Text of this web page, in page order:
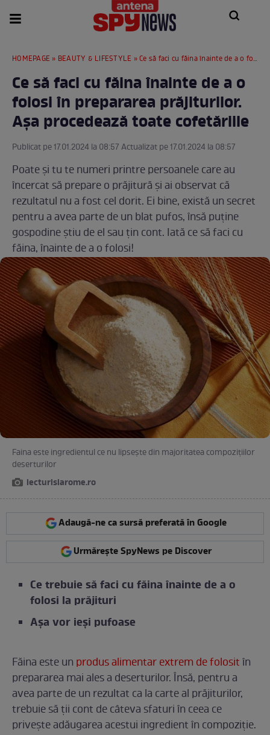
HOMEPAGE » BEAUTY & LIFESTYLE » Ce să faci cu făina înainte de a o folosi în prepararea prăjiturilor. Așa procedează toate cofetăriile
Ce să faci cu făina înainte de a o
folosi în prepararea prăjiturilor.
Așa procedează toate cofetăriile
Publicat pe 17.01.2024 la 08:57 Actualizat pe 17.01.2024 la 08:57
Poate și tu te numeri printre persoanele care au
încercat să prepare o prăjitură și ai observat că
rezultatul nu a fost cel dorit. Ei bine, există un secret
pentru a avea parte de un blat pufos, însă puține
gospodine știu de el sau țin cont. Iată ce să faci cu
făina, înainte de a o folosi!
Faina este ingredientul ce nu lipsește din majoritatea compozițiilor
deserturilor
lecturisiarome.ro
Adaugă-ne ca sursă preferată în Google
Urmărește SpyNews pe Discover
Ce trebuie să faci cu făina înainte de a o
folosi la prăjituri
Aşa vor ieşi pufoase
Făina este un produs alimentar extrem de folositîn
prepararea mai ales a deserturilor. Însă, pentru a
avea parte de un rezultat ca la carte al prăjiturilor,
trebuie să ții cont de câteva sfaturi în ceea ce
privește adăugarea acestui ingredient în compoziție.